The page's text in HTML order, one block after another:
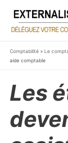
contenu
Comptabilité » Le
aide comptable
Les